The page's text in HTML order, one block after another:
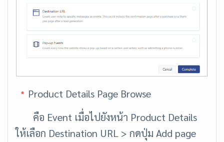
Product Details Page Browse
คือ Event เมื่อไปยังหน้า Product Details
ให้เลือก Destination URL > กดปุ่ม Add page